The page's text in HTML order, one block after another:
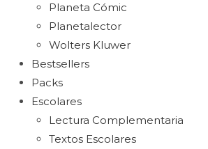
Planeta Cómic
Planetalector
Wolters Kluwer
Bestsellers
Packs
Escolares
Lectura Complementaria
Textos Escolares